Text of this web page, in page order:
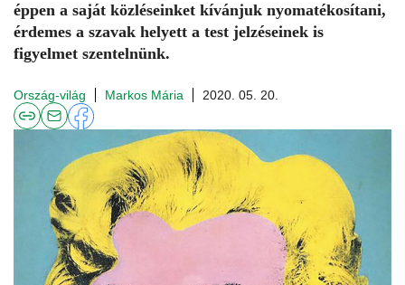
éppen a saját közléseinket kívánjuk nyomatékosítani,
érdemes a szavak helyett a test jelzéseinek is
figyelmet szentelnünk.
Ország-világ Markos Mária 2020. 05. 20.